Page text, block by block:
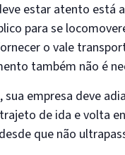
estar atento
para se
o vale
também não é
empresa deve
de ida e volta
que não